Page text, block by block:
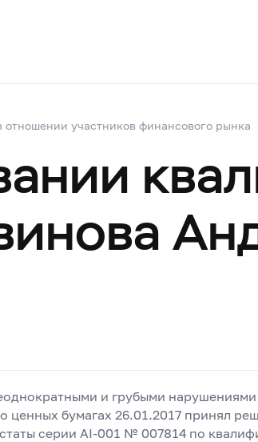
участников финансового рынка
и грубыми нарушениями
ценных бумагах 26.01.2017 принял
серии AI-001 № 007814 по